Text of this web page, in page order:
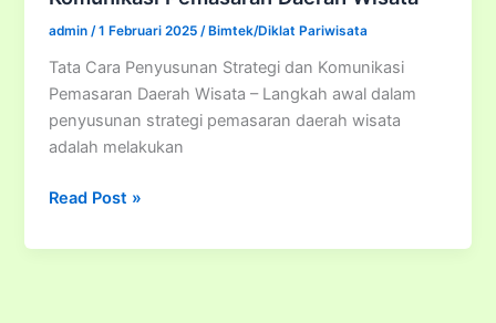
admin/1 Februari 2025/ Bimtek/Diklat Pariwisata
Tata Cara Penyusunan Strategi dan Komunikasi
Pemasaran Daerah Wisata – Langkah awal dalam
penyusunan strategi pemasaran daerah wisata
adalah melakukan
Tata
Penyusunan
Read Post »